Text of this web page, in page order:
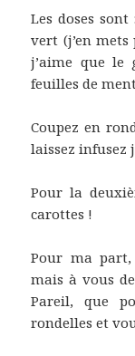
Les doses
vert (j’en
j’aime que le
feuilles de
Coupez en
laissez infusez
Pour la
carottes !
Pour ma
mais à vous
Pareil, que
rondelles et